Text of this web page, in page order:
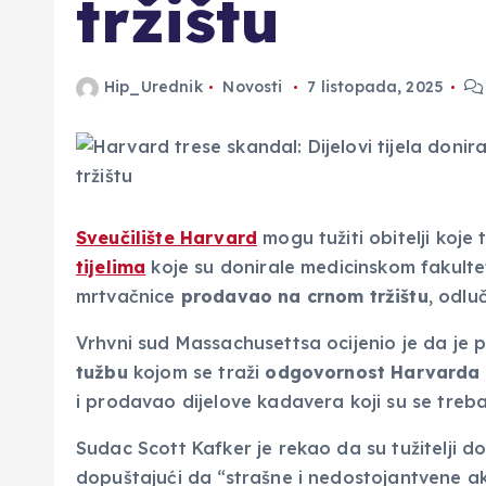
tržištu
Hip_Urednik Novosti 7 listopada, 2025
Sveučilište Harvard mogu tužiti obitelji koje
tijelima koje su donirale medicinskom
mrtvačnice prodavao na crnom tržištu,
Vrhvni sud Massachusettsa ocijenio je da
tužbu kojom se traži odgovornost Harvarda
i prodavao dijelove kadavera koji su se
Sudac Scott Kafker je rekao da su tužitelji
dopuštajući da “strašne i nedostojantvene